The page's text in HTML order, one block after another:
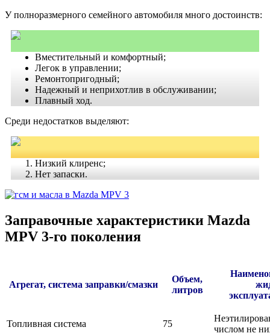
У полноразмерного семейного автомобиля много достоинств:
Вместительный и комфортный;
Легок в управлении;
Ремонтопригодный;
Надежный и неприхотлив в обслуживании;
Плавный ход.
Среди недостатков выделяют:
Низкий клиренс;
Нет запаски.
Заправочные характеристики Mazda
MPV 3-го поколения
Агрегат, система заправки/смазки
Объем,
литров
Топливная система 75
числом не